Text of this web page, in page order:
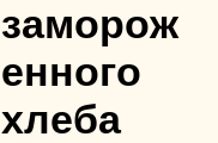
заморож
енного
хлеба